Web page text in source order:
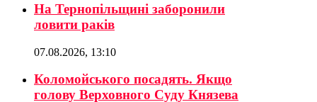
На Тернопільщині заборонили
ловити раків
07.08.2026, 13:10
Коломойського посадять. Якщо
голову Верховного Суду Князева